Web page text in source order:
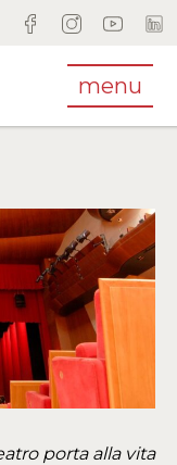
menu
porta alla vita